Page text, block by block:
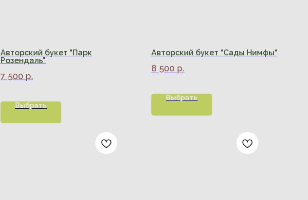
Авторский букет "Парк
Розендаль"
7 500 р.
Выбрать
Авторский букет "Сады Нимфы"
8 500 р.
Выбрать